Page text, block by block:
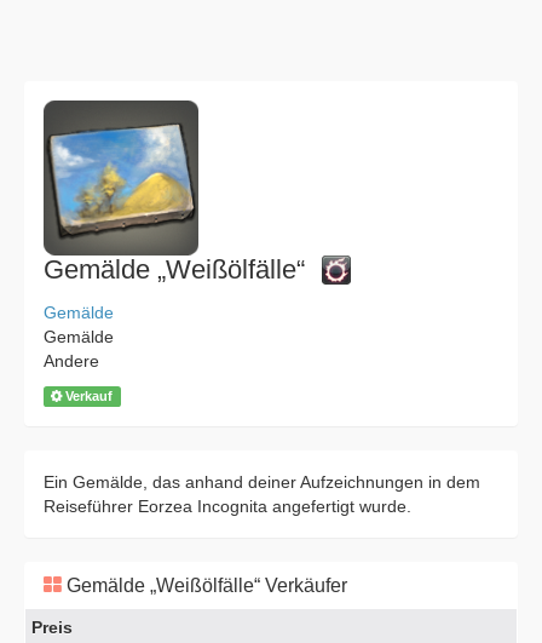
Gemälde „Weißölfälle“
Gemälde
Gemälde
Andere
Verkauf
Ein Gemälde, das anhand deiner Aufzeichnungen in dem
Reiseführer Eorzea Incognita angefertigt wurde.
Gemälde „Weißölfälle“ Verkäufer
Preis